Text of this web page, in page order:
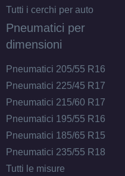
Tutti i cerchi per auto
Pneumatici per
dimensioni
Pneumatici 205/55 R16
Pneumatici 225/45 R17
Pneumatici 215/60 R17
Pneumatici 195/55 R16
Pneumatici 185/65 R15
Pneumatici 235/55 R18
Tutti le misure